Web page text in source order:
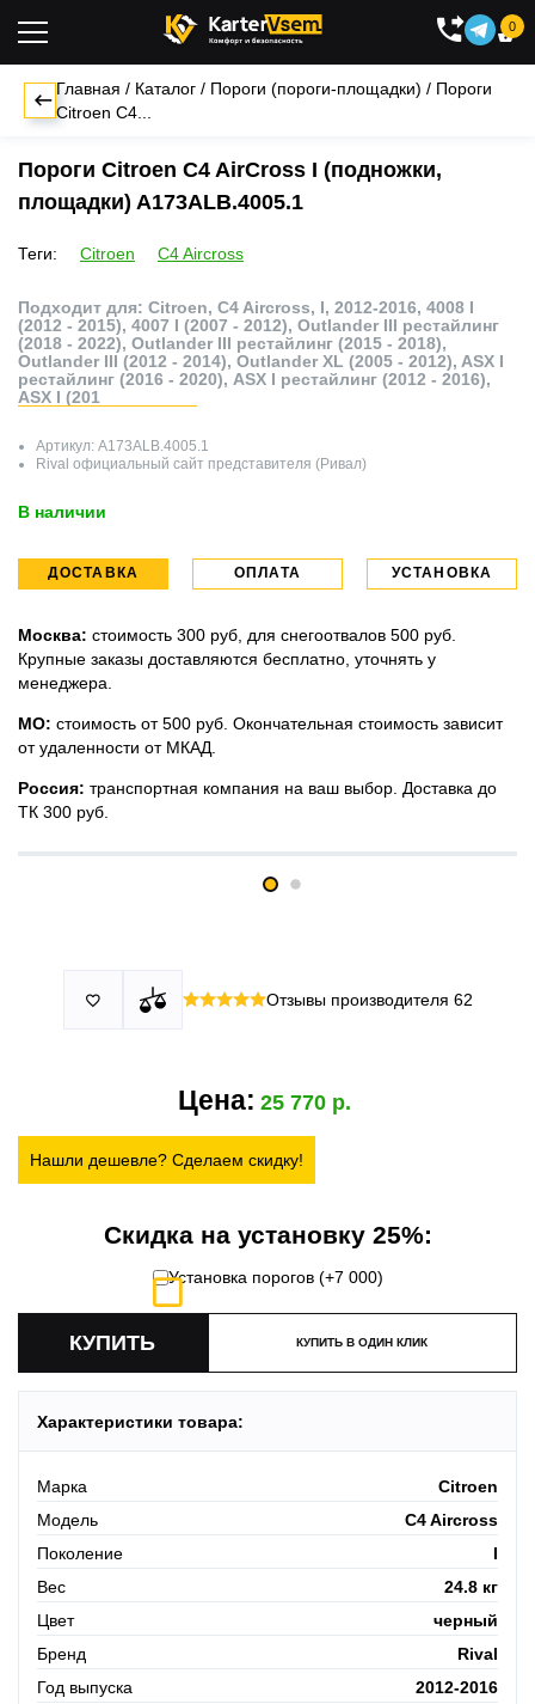

0
Главная / Каталог / Пороги (пороги-площадки) / Пороги
Citroen C4...
Пороги Citroen C4 AirCross I (подножки,
площадки) A173ALB.4005.1
Теги: Citroen C4 Aircross
Подходит для: Citroen, C4 Aircross, I, 2012-2016, 4008 I
(2012 - 2015), 4007 I (2007 - 2012), Outlander III рестайлинг
(2018 - 2022), Outlander III рестайлинг (2015 - 2018),
Outlander III (2012 - 2014), Outlander XL (2005 - 2012), ASX I
рестайлинг (2016 - 2020), ASX I рестайлинг (2012 - 2016),
ASX I (201
Артикул: A173ALB.4005.1
Rival официальный сайт представителя (Ривал)
В наличии
ДОСТАВКА ОПЛАТА УСТАНОВКА
Москва: стоимость 300 руб, для снегоотвалов 500 руб.
Крупные заказы доставляются бесплатно, уточнять у
менеджера.
МО: стоимость от 500 руб. Окончательная стоимость зависит
от удаленности от МКАД.
Россия: транспортная компания на ваш выбор. Доставка до
ТК 300 руб.
Принимаем все виды оплаты в том числе переводы и СПБ.
По России: оплата производится до момента отгрузки в ТК.
У нас 2 установочных центра:г. Москва, ул. Привольная д 2,
скидка 25%
 Отзывы производителя 62
Цена: 25 770
Нашли дешевле? Сделаем скидку!
Скидка на установку 25%:
Установка порогов (+7 000)
КУПИТЬ В ОДИН КЛИК
Характеристики товара:
Марка
Citroen
Модель
C4 Aircross
Поколение
I
Вес
24.8 кг
Цвет
черный
Бренд
Rival
Год выпуска
2012-2016